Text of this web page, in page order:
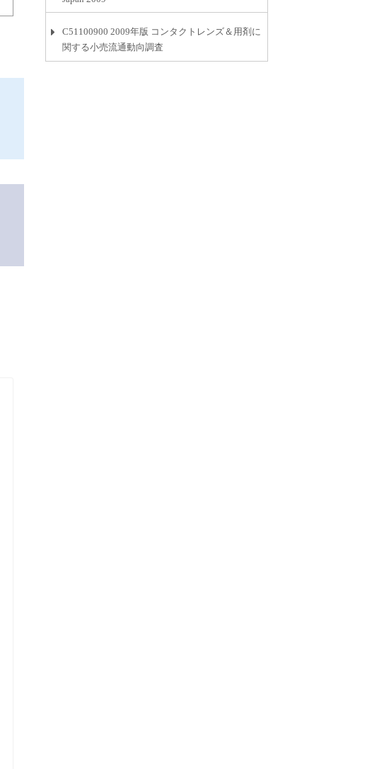
C51100900 2009年版 コンタクトレンズ＆用剤に
関する小売流通動向調査